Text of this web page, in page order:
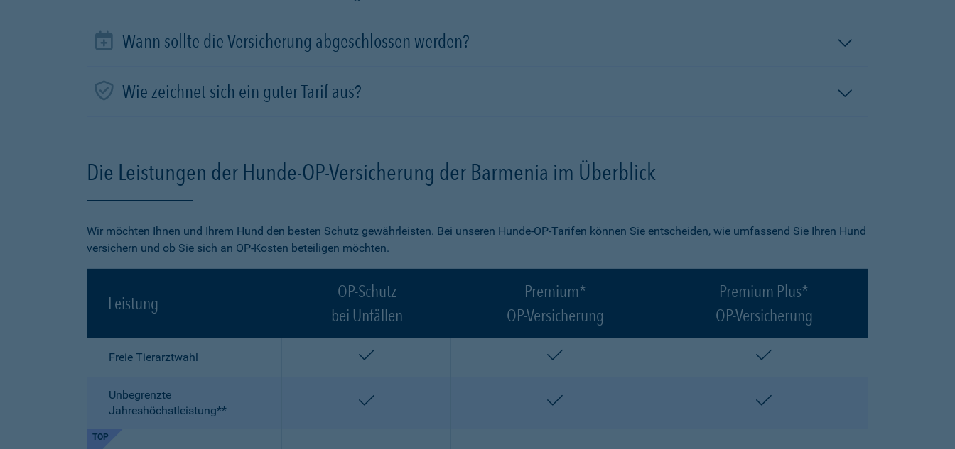
Wann sollte die Versicherung abgeschlossen werden?
Wie zeichnet sich ein guter Tarif aus?
Die Leistungen der Hunde-OP-Versicherung der Barmenia im Überblick
Wir möchten Ihnen und Ihrem Hund den besten Schutz gewährleisten. Bei unseren Hunde-OP-Tarifen können Sie entscheiden, wie umfassend Sie Ihren Hund
versichern und ob Sie sich an OP-Kosten beteiligen möchten.
Leistung
OP-Schutz
bei Unfällen
Premium*
OP-Versicherung
Premium Plus*
OP-Versicherung
Freie Tierarztwahl enthalten enthalten
Unbegrenzte
Jahreshöchstleistung**
enthalten enthalten
TOP